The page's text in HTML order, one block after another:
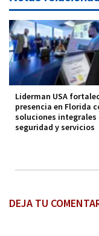
Liderman USA
presencia en Florida
soluciones integrales
seguridad y servicios
DEJA TU